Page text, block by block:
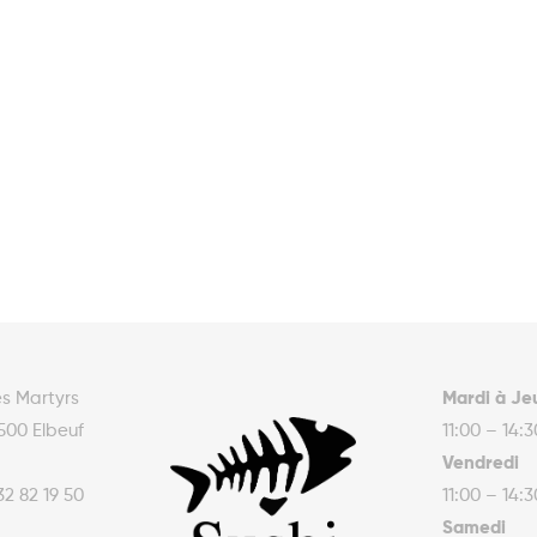
Martyrs
Elbeuf
82 19 50
Mardi à
11:00 –
Vendredi
11:00 –
Samedi